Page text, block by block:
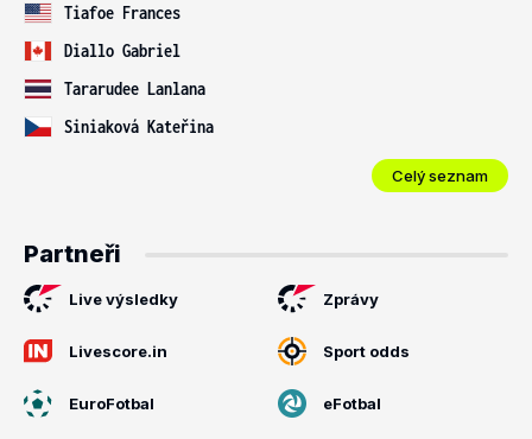
Tiafoe Frances
Diallo Gabriel
Tararudee Lanlana
Siniaková Kateřina
Celý seznam
Partneři
Live výsledky Zprávy
Livescore.in Sport odds
EuroFotbal eFotbal